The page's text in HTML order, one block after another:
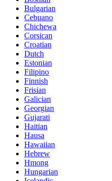
Bulgarian
Cebuano
Chichewa
Corsican
Croatian
Dutch
Estonian
Filipino
Finnish
Frisian
Galician
Georgian
Gujarati
Haitian
Hausa
Hawaiian
Hebrew
Hmong
Hungarian